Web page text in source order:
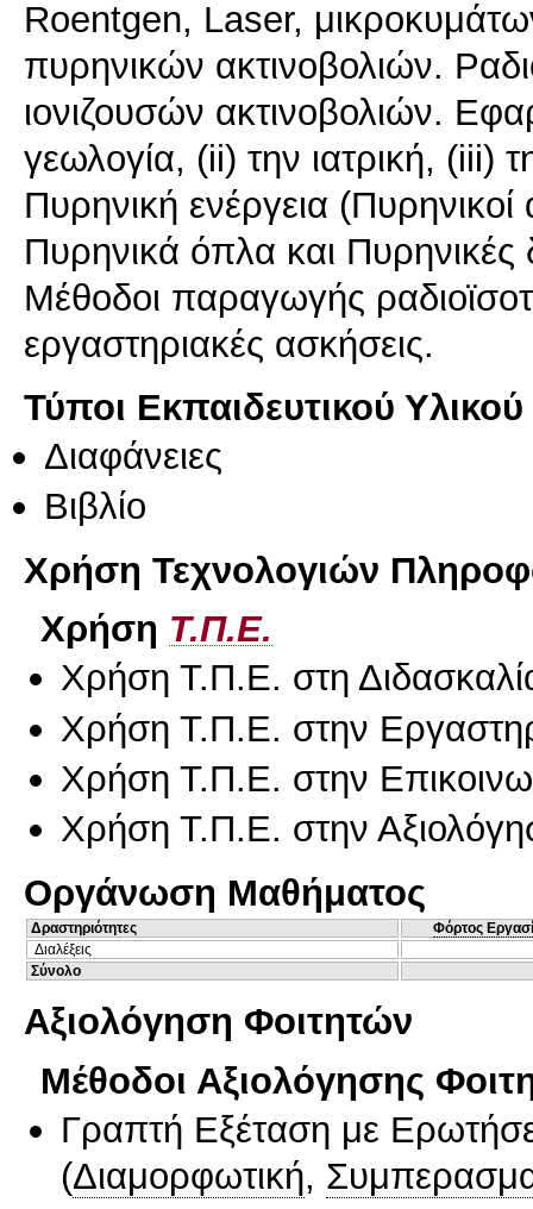
Roentgen, Laser,
πυρηνικών ακτινοβολιών.
ιονιζουσών ακτινοβολιών.
γεωλογία, (ii) την ιατρική, (iii)
Πυρηνική ενέργεια
Πυρηνικά όπλα και
Μέθοδοι παραγωγής
εργαστηριακές ασκήσεις.
Τύποι Εκπαιδευτικού Υλικού
Διαφάνειες
Βιβλίο
Χρήση Τεχνολογιών
Χρήση Τ.Π.Ε.
Χρήση Τ.Π.Ε. στη
Χρήση Τ.Π.Ε. στην
Χρήση Τ.Π.Ε. στην
Χρήση Τ.Π.Ε. στην
Οργάνωση Μαθήματος
Δραστηριότητες
Φόρτος
Διαλέξεις
Σύνολο
Αξιολόγηση Φοιτητών
Μέθοδοι Αξιολόγησης
Γραπτή Εξέταση με
(Διαμορφωτική,